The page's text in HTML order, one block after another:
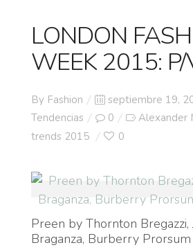
LONDON
WEEK 2015:
By Fashion
Posted
on
septiembre 19,
Tendencias
0 Alexander
trends 2015
0
Preen by Thornton Bregazzi,
Braganza, Burberry